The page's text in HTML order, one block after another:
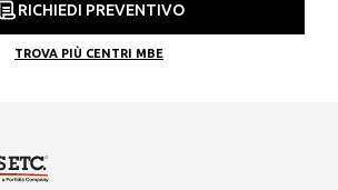
RICHIEDI PREVENTIVO
TROVA PIÙ CENTRI MBE